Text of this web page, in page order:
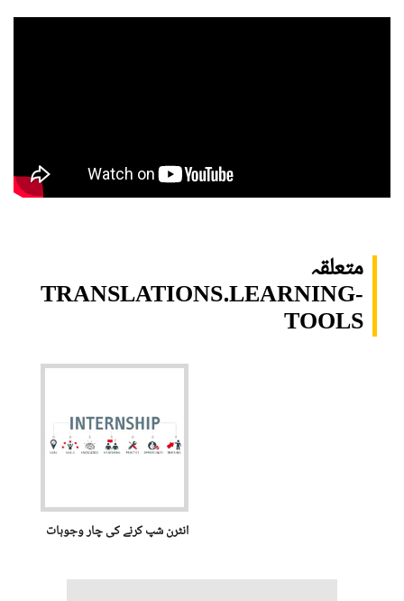
متعلقہ
TRANSLATIONS.LEARNING-
TOOLS
انٹرن شپ کرنے کی چار وجوہات